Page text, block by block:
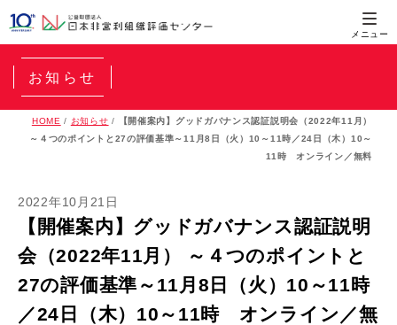
お知らせ
HOME / お知らせ /
【開催案内】グッドガバナンス認証説明会（2022年11月）
～４つのポイントと27の評価基準～11月8日（火）10～11時／24日（木）10～
11時 オンライン／無料
2022年10月21日
【開催案内】グッドガバナンス認証説明
会（2022年11月） ～４つのポイントと
27の評価基準～11月8日（火）10～11時
／24日（木）10～11時 オンライン／無